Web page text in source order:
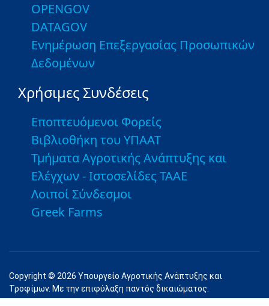
OPENGOV
DATAGOV
Ενημέρωση Επεξεργασίας Προσωπικών
Δεδομένων
Χρήσιμες Συνδέσεις
Εποπτευόμενοι Φορείς
Βιβλιοθήκη του ΥΠΑΑΤ
Τμήματα Αγροτικής Ανάπτυξης και
Ελέγχων - Ιστοσελίδες ΤΑΑΕ
Λοιποί Σύνδεσμοι
Greek Farms
Copyright © 2026 Υπουργείο Αγροτικής Ανάπτυξης και
Τροφίμων. Με την επιφύλαξη παντός δικαιώματος.